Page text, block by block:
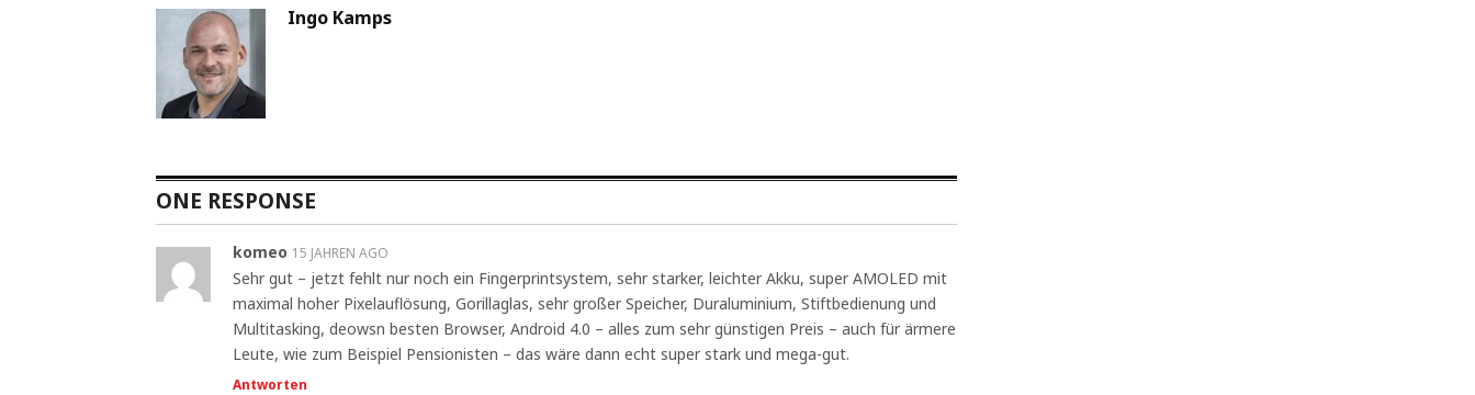
Ingo Kamps
ONE RESPONSE
komeo 15 JAHREN AGO
Sehr gut – jetzt fehlt nur noch ein Fingerprintsystem, sehr starker, leichter Akku, super AMOLED mit
maximal hoher Pixelauflösung, Gorillaglas, sehr großer Speicher, Duraluminium, Stiftbedienung und
Multitasking, deowsn besten Browser, Android 4.0 – alles zum sehr günstigen Preis – auch für ärmere
Leute, wie zum Beispiel Pensionisten – das wäre dann echt super stark und mega-gut.
Antworten